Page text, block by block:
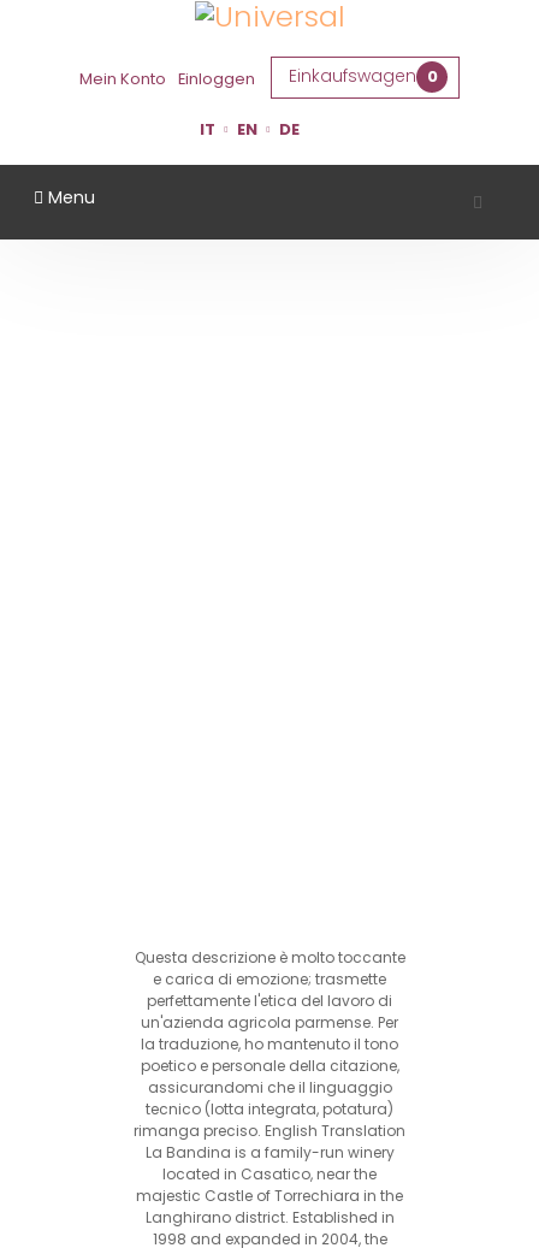
Mein Konto Einloggen Einkaufswagen 0
IT EN DE
Menu
Questa descrizione è molto toccante
e carica di emozione; trasmette
perfettamente l'etica del lavoro di
un'azienda agricola parmense. Per
la traduzione, ho mantenuto il tono
poetico e personale della citazione,
assicurandomi che il linguaggio
tecnico (lotta integrata, potatura)
rimanga preciso. English Translation
La Bandina is a family-run winery
located in Casatico, near the
majestic Castle of Torrechiara in the
Langhirano district. Established in
1998 and expanded in 2004, the